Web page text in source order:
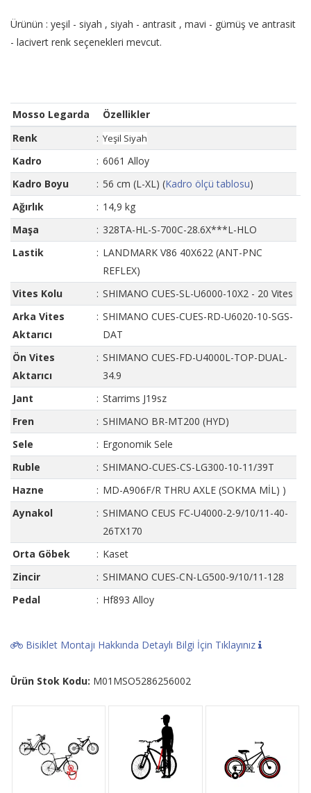
Ürünün : yeşil - siyah , siyah - antrasit , mavi - gümüş ve antrasit
- lacivert renk seçenekleri mevcut.
Mosso Legarda
Özellikler
Renk
: Yeşil Siyah
Kadro : 6061 Alloy
Kadro Boyu
: 56 cm (L-XL) (Kadro ölçü tablosu)
Ağırlık
: 14,9 kg
Maşa
: 328TA-HL-S-700C-28.6X***L-HLO
Lastik
: LANDMARK V86 40X622 (ANT-PNC
REFLEX)
Vites Kolu
: SHIMANO CUES-SL-U6000-10X2 - 20 Vites
Arka Vites
Aktarıcı
: SHIMANO CUES-CUES-RD-U6020-10-SGS-
DAT
Ön Vites
Aktarıcı
: SHIMANO CUES-FD-U4000L-TOP-DUAL-
34.9
Jant
: Starrims J19sz
Fren
: SHIMANO BR-MT200 (HYD)
Sele
: Ergonomik Sele
Ruble
: SHIMANO-CUES-CS-LG300-10-11/39T
Hazne
: MD-A906F/R THRU AXLE (SOKMA MİL) )
Aynakol
: SHIMANO CEUS FC-U4000-2-9/10/11-40-
26TX170
Orta Göbek
: Kaset
Zincir
: SHIMANO CUES-CN-LG500-9/10/11-128
Pedal
: Hf893 Alloy
Bisiklet Montajı Hakkında Detaylı Bilgi İçin Tıklayınız
Ürün Stok Kodu: M01MSO5286256002